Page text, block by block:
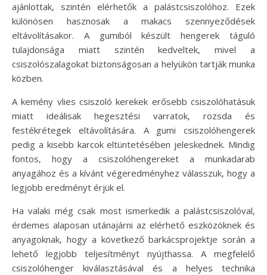
ajánlottak, szintén elérhetők a palástcsiszolóhoz. Ezek
különösen hasznosak a makacs szennyeződések
eltávolításakor. A gumiból készült hengerek táguló
tulajdonsága miatt szintén kedveltek, mivel a
csiszolószalagokat biztonságosan a helyükön tartják munka
közben.
A kemény vlies csiszoló kerekek erősebb csiszolóhatásuk
miatt ideálisak hegesztési varratok, rozsda és
festékrétegek eltávolítására. A gumi csiszolóhengerek
pedig a kisebb karcok eltüntetésében jeleskednek. Mindig
fontos, hogy a csiszolóhengereket a munkadarab
anyagához és a kívánt végeredményhez válasszuk, hogy a
legjobb eredményt érjük el.
Ha valaki még csak most ismerkedik a palástcsiszolóval,
érdemes alaposan utánajárni az elérhető eszközöknek és
anyagoknak, hogy a következő barkácsprojektje során a
lehető legjobb teljesítményt nyújthassa. A megfelelő
csiszolóhenger kiválasztásával és a helyes technika